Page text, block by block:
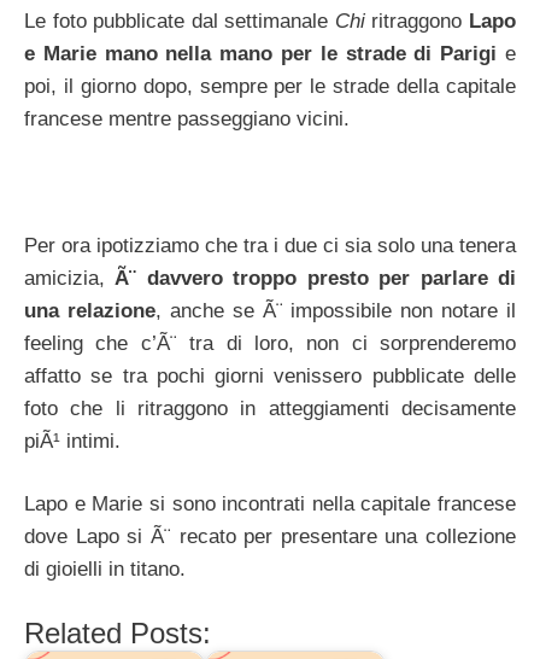
Le foto pubblicate dal settimanale Chiritraggono Lapo
e Marie mano nella mano per le strade di Parigi e
poi, il giorno dopo, sempre per le strade della capitale
francese mentre passeggiano vicini.
Per ora ipotizziamo che tra i due ci sia solo una tenera
amicizia, Ã¨ davvero troppo presto per parlare di
una relazione, anche se Ã¨ impossibile non notare il
feeling che c’Ã¨ tra di loro, non ci sorprenderemo
affatto se tra pochi giorni venissero pubblicate delle
foto che li ritraggono in atteggiamenti decisamente
piÃ¹ intimi.
Lapo e Marie si sono incontrati nella capitale francese
dove Lapo si Ã¨ recato per presentare una collezione
di gioielli in titano.
Related Posts: